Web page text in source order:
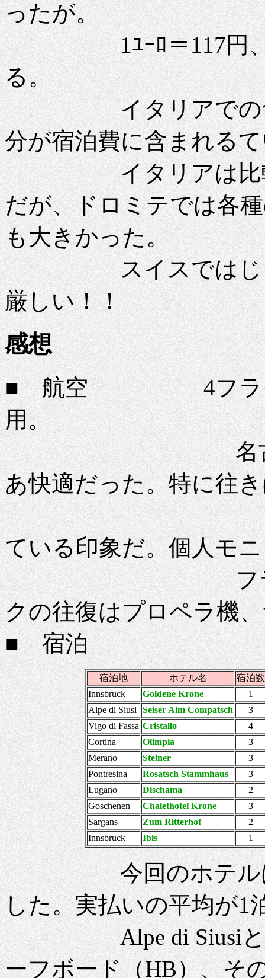
ったが。
1ﾕｰﾛ＝117円、
る。
イタリアでの食費
分が宿泊費に含まれる
イタリアは比較的
だが、ドロミテでは各
も大きかった。
スイスではじっさ
厳しい！！
感想
■ 航空 4フライト
用。
名古屋フラン
あ快適だった。特に往
サービス
ている印象だ。個人モ
フランクフル
クの往復はプロペラ機
■宿泊
宿泊地 ホテル名
宿泊数
Innsbruck
Goldene Krone
1
Alpe di Siusi
Seiser Alm Compatsch
3
Vigo di Fassa Cristallo
4
Cortina
Olimpia
3
Merano
Steiner
3
Pontresina
Rosatsch Stammhaus
3
Lugano
Dischama
2
Goschenen
Chalethotel Krone
3
Sargans
Zum Ritterhof
2
Innsbruck
Ibis 1
今回のホテルはす
した。実払いの平均が1
Alpe di SiusiとVigo
ーフボード（HB）、そ